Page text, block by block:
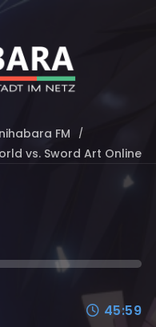
FM
vs. Sword Art Online
45:59